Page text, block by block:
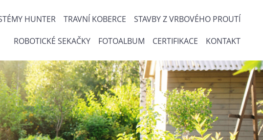
HUNTER TRAVNÍ KOBERCE STAVBY Z VRBOVÉHO PROUTÍ
ROBOTICKÉ SEKAČKY FOTOALBUM CERTIFIKACE KONTAKT